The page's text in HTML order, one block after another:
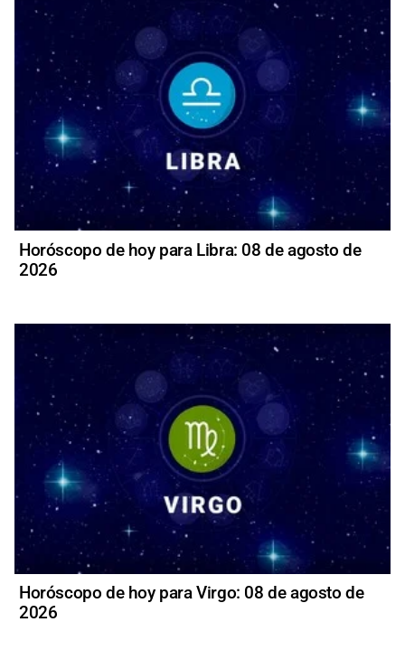
Horóscopo de hoy para Libra: 08 de agosto de
2026
Horóscopo de hoy para Virgo: 08 de agosto de
2026